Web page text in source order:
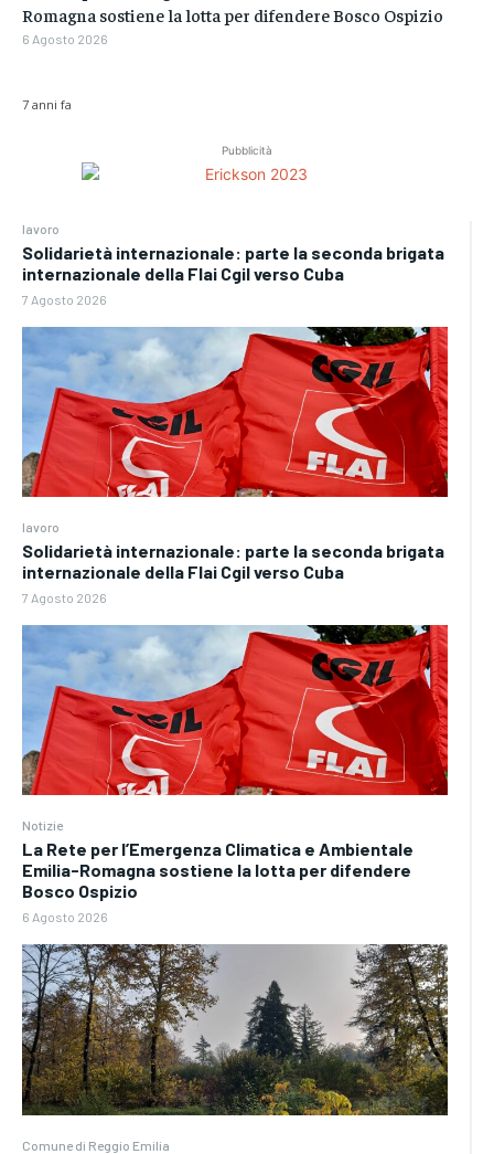
Pubblicità
lavoro
Solidarietà internazionale: parte la seconda brigata
internazionale della Flai Cgil verso Cuba
7 Agosto 2026
lavoro
Solidarietà internazionale: parte la seconda brigata
internazionale della Flai Cgil verso Cuba
7 Agosto 2026
Notizie
La Rete per l’Emergenza Climatica e Ambientale
Emilia-Romagna sostiene la lotta per difendere
Bosco Ospizio
6 Agosto 2026
Comune di Reggio Emilia
7 anni fa
Romagna sostiene la lotta per difendere Bosco Ospizio
6 Agosto 2026